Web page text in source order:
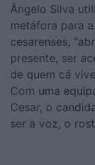
Ângelo Silva
metáfora para
cesarenses,
presente, ser
de quem cá
Com uma
Cesar, o
ser a voz, o